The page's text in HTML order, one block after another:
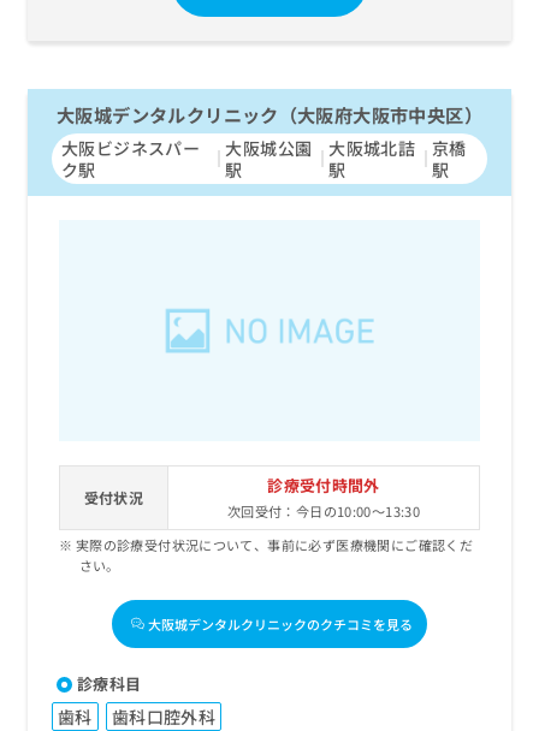
大阪城デンタルクリニック（大阪府大阪市中央区）
大阪ビジネスパー
ク駅
大阪城公園
駅
大阪城北詰
駅
京橋
駅
受付状況
診療受付時間外
次回受付：今日の10:00～13:30
実際の診療受付状況について、事前に必ず医療機関にご確認くだ
さい。
大阪城デンタルクリニックのクチコミを見る
診療科目
歯科 歯科口腔外科